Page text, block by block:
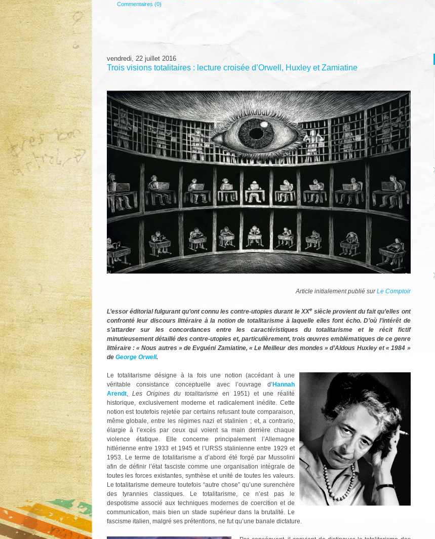
Commentaires (0)
vendredi, 22 juillet 2016
Trois visions totalitaires : lecture croisée d’Orwell, Huxley et Zamiatine
Article initialement publié surLe Comptoir
L’essor éditorial fulgurant qu’ont connu les contre-utopies durant le XXesiècle provient du fait qu’elles ont
confronté leur discours littéraire à la notion de totalitarisme à laquelle elles font écho. D’où l’intérêt de
s’attarder sur les concordances entre les caractéristiques du totalitarisme et le récit fictif
minutieusement détaillé des contre-utopies et, particulièrement, trois œuvres emblématiques de ce genre
littéraire : « Nous autres » de Evguéni Zamiatine, « Le Meilleur des mondes » d’Aldous Huxley et « 1984 »
de George Orwell.
Le totalitarisme désigne à la fois une notion (accédant à une
véritable consistance conceptuelle avec l’ouvrage d’ Hannah
Arendt, Les Origines du totalitarisme en 1951) et une réalité
historique, exclusivement moderne et radicalement inédite. Cette
notion est toutefois rejetée par certains refusant toute comparaison,
même globale, entre les régimes nazi et stalinien ; et, a contrario,
élargie à l’excès par ceux qui voient sa main derrière chaque
violence étatique. Elle concerne principalement l’Allemagne
hitlérienne entre 1933 et 1945 et l’URSS stalinienne entre 1929 et
1953. Le terme de totalitarisme a d’abord été forgé par Mussolini
afin de définir l’état fasciste comme une organisation intégrale de
toutes les forces existantes, synthèse et unité de toutes les valeurs.
Le totalitarisme demeure toutefois “autre chose” qu’une surenchère
des tyrannies classiques. Le totalitarisme, ce n’est pas le
despotisme associé aux techniques modernes de coercition et de
communication, mais bien un stade supérieur dans la brutalité. Le
fascisme italien, malgré ses prétentions, ne fut qu’une banale dictature.